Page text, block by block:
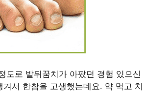
도로 발뒤꿈치가 아팠던 경험 있으신
서 한참을 고생했는데요. 약 먹고 치